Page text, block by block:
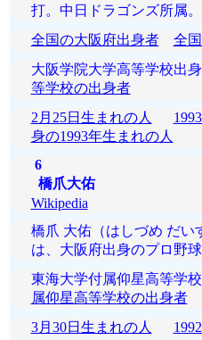
打。中日ドラゴンズ所属。
全国の大阪府出身者
全
大阪学院大学高等学校
等学校の出身者
2月25日生まれの人
身の1993年生まれの人
6
橋爪大佑
Wikipedia
橋爪 大佑（はしづめ だい
は、大阪府出身のプロ野
東海大学付属仰星高等学
属仰星高等学校の出身者
3月30日生まれの人